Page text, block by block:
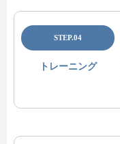
STEP.04
トレーニング